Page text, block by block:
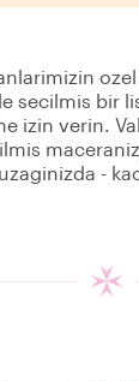
secilmis bir
izin verin.
uzaginizda -